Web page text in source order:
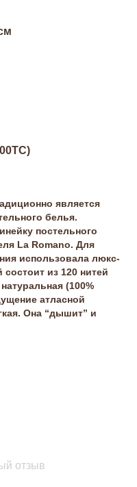
является
белья.
постельного
La Romano. Для
использовала люкс-
из 120 нитей
(100%
атласной
Она “дышит” и
отзыв